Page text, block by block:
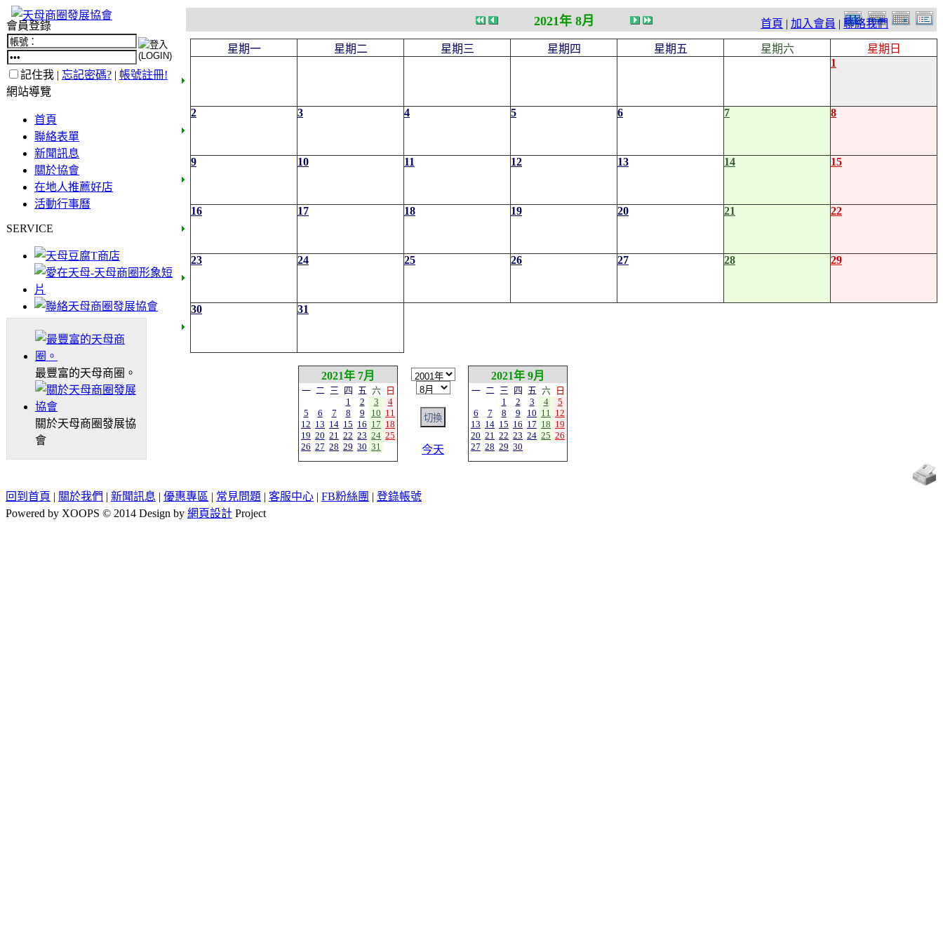
首頁 | 加入會員 | 聯絡我們
會員登錄
記住我 | 忘記密碼? | 帳號註冊!
網站導覽
首頁
聯絡表單
新聞訊息
關於協會
在地人推薦好店
活動行事曆
SERVICE
最豐富的天母商圈。
關於天母商圈發展協
會
2021年 8月
星期一 星期二 星期三 星期四 星期五 星期六
星期日
1
2 3 4 5 6 7 8
9 10 11 12 13 14 15
16 17 18 19 20 21 22
23 24 25 26 27 28 29
30 31
2021年 7月
一 二 三 四 五 六
日
1
2 3
4
5
6 7 8 9 10 11
12 13 14 15 16 17 18
19 20 21 22 23 24 25
26 27 28 29 30 31 今天
2021年 9月
一 二 三 四 五 六
日
1
2 3 4
5
6
7 8 9 10 11 12
13 14 15 16 17 18 19
20 21 22 23 24 25 26
27 28 29 30
回到首頁 | 關於我們 | 新聞訊息 | 優惠專區 | 常見問題 | 客服中心 | FB粉絲團 | 登錄帳號
Powered by XOOPS © 2014 Design by 網頁設計 Project